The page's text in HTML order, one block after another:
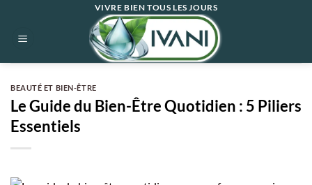
contenu
VIVRE BIEN TOUS LES JOURS
BEAUTÉ ET BIEN-ÊTRE
Le Guide du Bien-Être Quotidien : 5 Piliers
Essentiels